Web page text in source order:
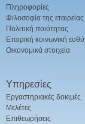
Πληροφορίες
Φιλοσοφία της εταιρείας
Πολιτική ποιότητας
Εταιρική κοινωνική
Οικονομικά στοιχεία
Υπηρεσίες
Εργαστηριακές δοκιμές
Μελέτες
Επιθεωρήσεις